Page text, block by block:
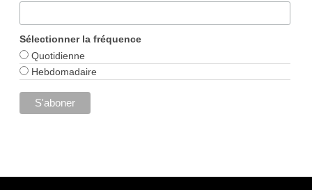
Sélectionner la fréquence
Quotidienne
Hebdomadaire